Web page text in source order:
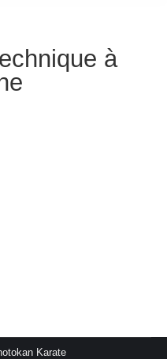
à
Karate